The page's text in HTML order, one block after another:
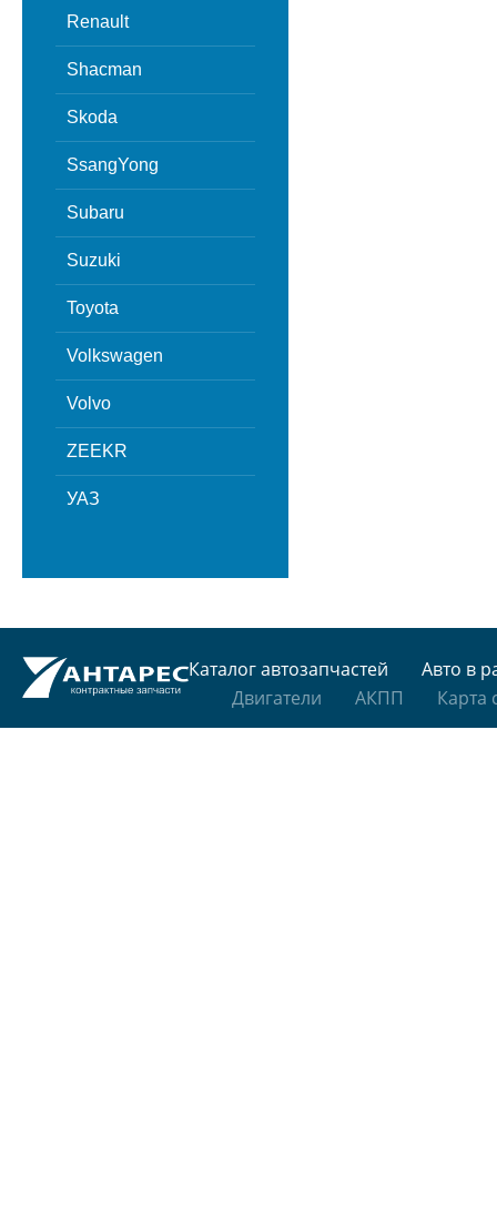
Renault
Shacman
Skoda
SsangYong
Subaru
Suzuki
Toyota
Volkswagen
Volvo
ZEEKR
УАЗ
Каталог автозапчастей
Авто в
Двигатели
АКПП Карта